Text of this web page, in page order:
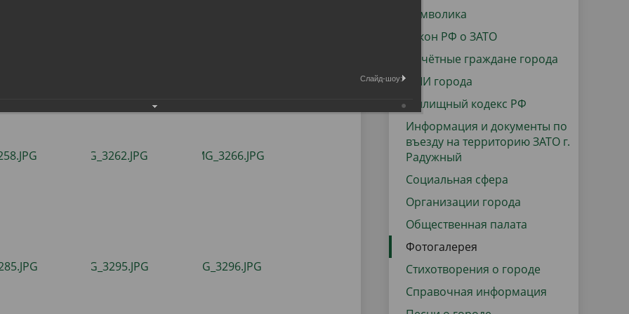
Городская среда
Региональный контроль
Поддержка малого и среднего
предпринимательства
Символика
Закон РФ о ЗАТО
Почётные граждане города
СМИ города
Жилищный кодекс РФ
Информация и документы по
въезду на территорию ЗАТО г.
Радужный
Социальная сфера
Организации города
Общественная палата
Фотогалерея
Стихотворения о городе
Справочная информация
Слайд-шоу: